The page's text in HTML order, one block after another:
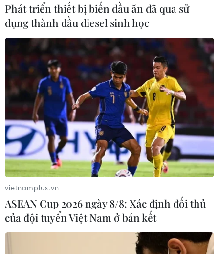
WHO sa thải một nhà khoa học vì có hành
vi sai trái về tình dục
04/05/2023 02:49
Nhà khoa học cấp cao, người được biết đến với vai trò
là Trưởng phái đoàn tới Trung Quốc điều tra nguồn gốc
của dịch COVID-19, bị sa thải năm ngoái sau khi các
cáo buộc lạm dụng tình dục.
Phát triển thiết bị biến dầu ăn đã qua sử
dụng thành dầu diesel sinh học
vietnamplus.vn
ASEAN Cup 2026 ngày 8/8: Xác định đối thủ
của đội tuyển Việt Nam ở bán kết